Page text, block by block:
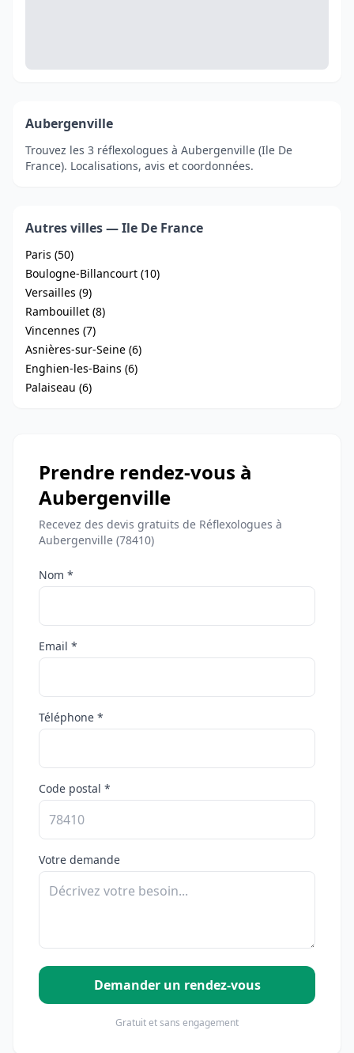
Aubergenville
Trouvez les 3 réflexologues à Aubergenville (Ile De
France). Localisations, avis et coordonnées.
Autres villes — Ile De France
Paris (50)
Boulogne-Billancourt (10)
Versailles (9)
Rambouillet (8)
Vincennes (7)
Asnières-sur-Seine (6)
Enghien-les-Bains (6)
Palaiseau (6)
Prendre rendez-vous à
Aubergenville
Recevez des devis gratuits de Réflexologues à
Aubergenville (78410)
Nom *
Email *
Téléphone *
Code postal *
Votre demande
Demander un rendez-vous
Gratuit et sans engagement